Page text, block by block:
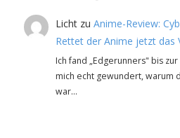
Licht zuAnime-Review:
Rettet der Anime jetzt das
Ich fand „Edgerunners" bis
mich echt gewundert, warum
war…